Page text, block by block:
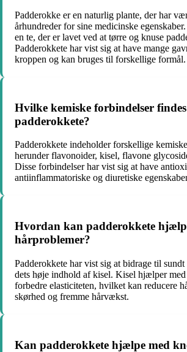
Padderokke er en naturlig plante, der har
århundreder for sine medicinske
en te, der er lavet ved at tørre og knuse
Padderokkete har vist sig at have mange
kroppen og kan bruges til forskellige formål.
Hvilke kemiske forbindelser
padderokkete?
Padderokkete indeholder forskellige
herunder flavonoider, kisel, flavone
Disse forbindelser har vist sig at have
antiinflammatoriske og diuretiske
Hvordan kan padderokkete
hårproblemer?
Padderokkete har vist sig at bidrage til
dets høje indhold af kisel. Kisel hjælper med
forbedre elasticiteten, hvilket kan reducere
skørhed og fremme hårvækst.
Kan padderokkete hjælpe med